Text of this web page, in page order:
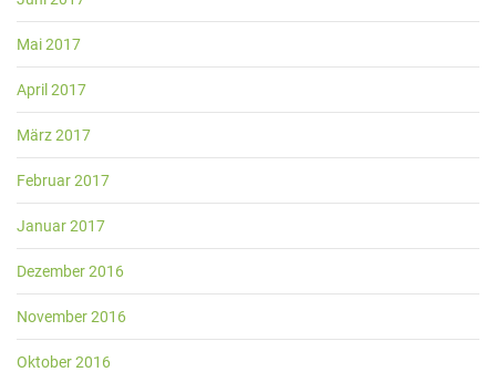
Mai 2017
April 2017
März 2017
Februar 2017
Januar 2017
Dezember 2016
November 2016
Oktober 2016